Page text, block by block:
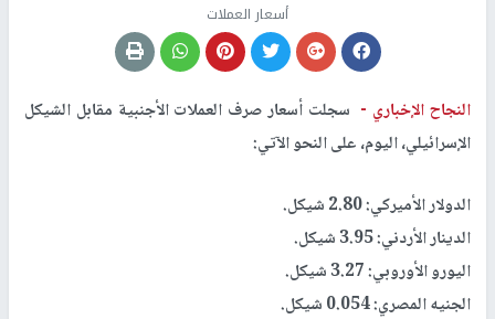
أسعار العملات
النجاح الإخباري - سجلت أسعار صرف العملات الأجنبية مقابل الشيكل
الإسرائيلي، اليوم، على النحو الآتي:
الدولار الأميركي: 2.80 شيكل.
الدينار الأردني: 3.95 شيكل.
اليورو الأوروبي: 3.27 شيكل.
الجنيه المصري: 0.054 شيكل.